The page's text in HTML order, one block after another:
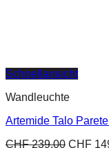
Schnellansicht
Wandleuchte
Artemide Talo
CHF239.00 CHF